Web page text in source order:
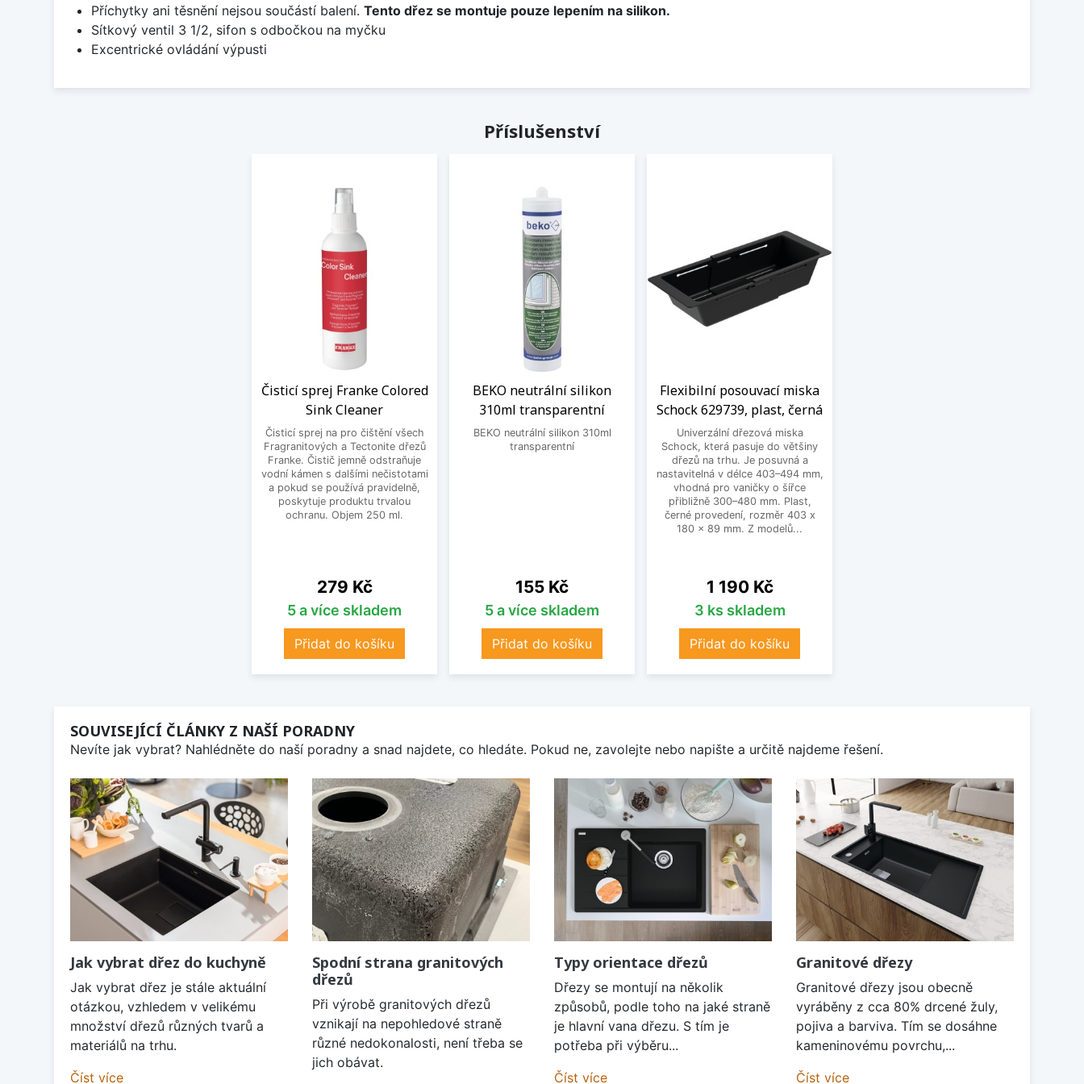
Příchytky ani těsnění nejsou součástí balení. Tento dřez se montuje pouze lepením na silikon.
Sítkový ventil 3 1/2, sifon s odbočkou na myčku
Excentrické ovládání výpusti
Příslušenství
Čisticí sprej Franke Colored
Sink Cleaner
Čisticí sprej na pro čištění všech
Fragranitových a Tectonite dřezů
Franke. Čistič jemně odstraňuje
vodní kámen s dalšími nečistotami
a pokud se používá pravidelně,
poskytuje produktu trvalou
ochranu. Objem 250 ml.
Cena
279 Kč
5 a více skladem
Přidat do košíku
BEKO neutrální silikon
310ml transparentní
BEKO neutrální silikon 310ml
transparentní
Cena
155 Kč
5 a více skladem
Přidat do košíku
Flexibilní posouvací miska
Schock 629739, plast, černá
Univerzální dřezová miska
Schock, která pasuje do většiny
dřezů na trhu. Je posuvná a
nastavitelná v délce 403–494 mm,
vhodná pro vaničky o šířce
přibližně 300–480 mm. Plast,
černé provedení, rozměr 403 x
180 x 89 mm. Z modelů...
Cena
1 190 Kč
3 ks skladem
Přidat do košíku
SOUVISEJÍCÍ ČLÁNKY Z NAŠÍ PORADNY
Nevíte jak vybrat? Nahlédněte do naší poradny a snad najdete, co hledáte. Pokud ne, zavolejte nebo napište a určitě najdeme řešení.
Jak vybrat dřez do kuchyně
Jak vybrat dřez je stále aktuální
otázkou, vzhledem v velikému
množství dřezů různých tvarů a
materiálů na trhu.
Číst více
Spodní strana granitových
dřezů
Při výrobě granitových dřezů
vznikají na nepohledové straně
různé nedokonalosti, není třeba se
jich obávat.
Typy orientace dřezů
Dřezy se montují na několik
způsobů, podle toho na jaké straně
je hlavní vana dřezu. S tím je
potřeba při výběru...
Číst více
Granitové dřezy
Granitové dřezy jsou obecně
vyráběny z cca 80% drcené žuly,
pojiva a barviva. Tím se dosáhne
kameninovému povrchu,...
Číst více